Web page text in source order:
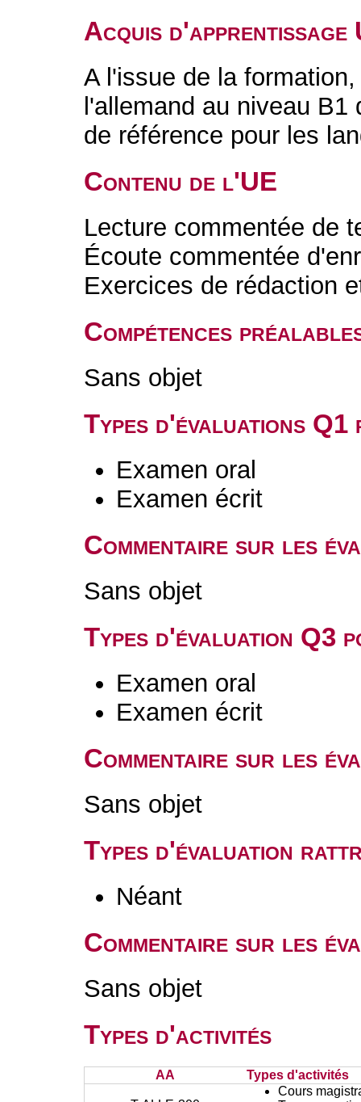
Acquis d'apprentissage
A l'issue de la
l'allemand au niveau
de référence pour les
Contenu de l'UE
Lecture commentée de
Écoute commentée
Exercices de rédaction
Compétences
Sans objet
Types d'évaluations
Examen oral
Examen écrit
Commentaire sur les
Sans objet
Types d'évaluation Q3
Examen oral
Examen écrit
Commentaire sur les
Sans objet
Types d'évaluation
Néant
Commentaire sur les
Sans objet
Types d'activités
AA Types d'activités
Cours